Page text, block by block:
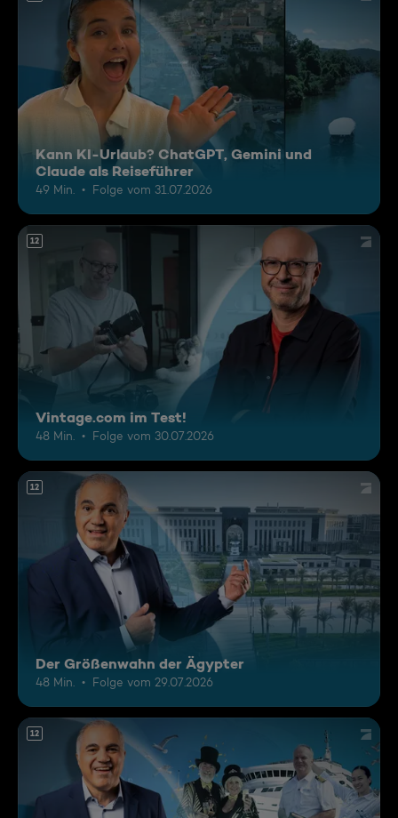
Kann KI-Urlaub? ChatGPT, Gemini und
Claude als Reiseführer
49 Min. Folge vom 31.07.2026
12
Vintage.com im Test!
48 Min. Folge vom 30.07.2026
12
Der Größenwahn der Ägypter
48 Min. Folge vom 29.07.2026
12